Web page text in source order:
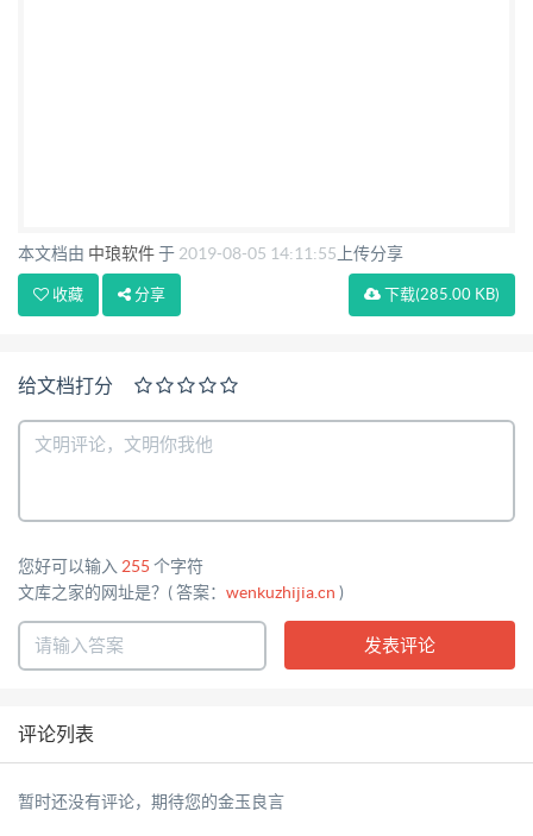
本文档由 中琅软件于 2019-08-05 14:11:55 上传分享
下载(285.00 KB)
收藏 分享
给文档打分
您好可以输入 255 个字符
文库之家的网址是？( 答案： wenkuzhijia.cn )
评论列表
暂时还没有评论，期待您的金玉良言